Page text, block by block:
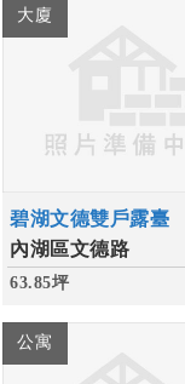
大廈
碧湖文德雙戶露臺
內湖區文德路
63.85坪
公寓